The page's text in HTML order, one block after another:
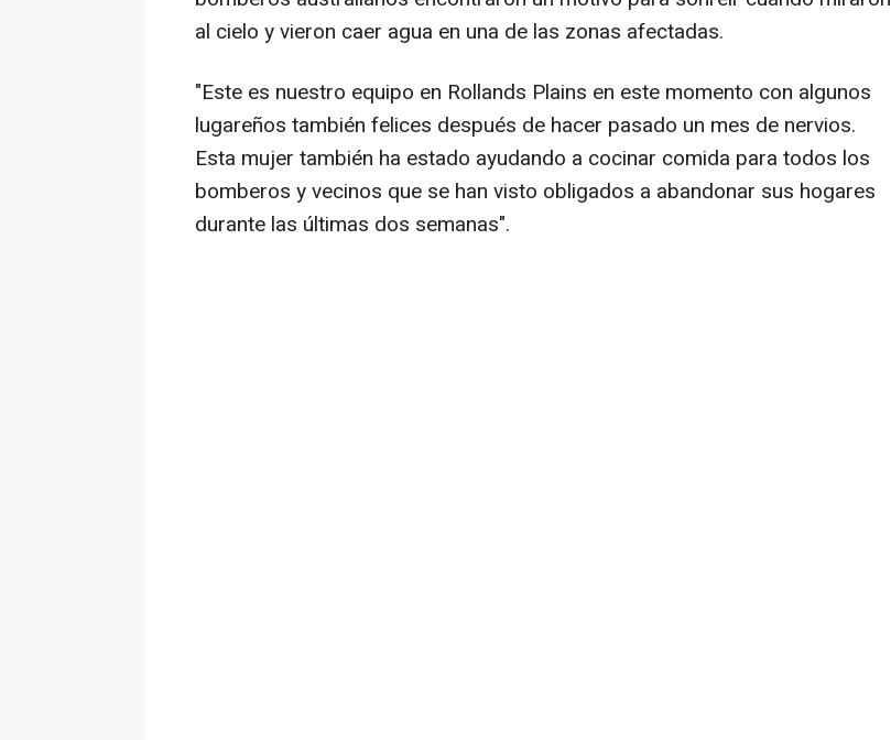
al cielo y vieron caer agua en una de las zonas afectadas.
"Este es nuestro equipo en Rollands Plains en este momento con algunos
lugareños también felices después de hacer pasado un mes de nervios.
Esta mujer también ha estado ayudando a cocinar comida para todos los
bomberos y vecinos que se han visto obligados a abandonar sus hogares
durante las últimas dos semanas".